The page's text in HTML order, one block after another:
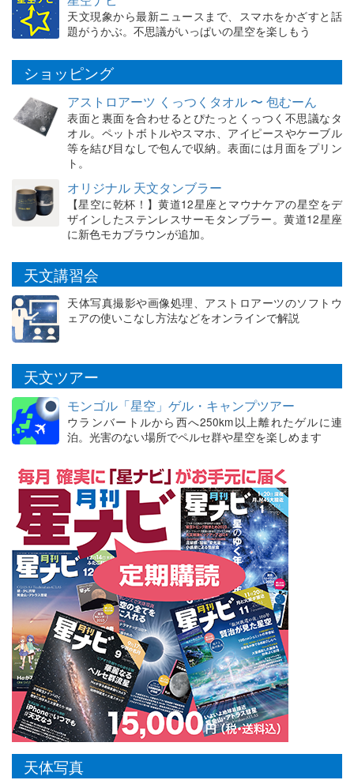
天文現象から最新ニュースまで、スマホをかざすと話
題がうかぶ。不思議がいっぱいの星空を楽しもう
ショッピング
アストロアーツ くっつくタオル 〜 包むーん
表面と裏面を合わせるとぴたっとくっつく不思議なタ
オル。ペットボトルやスマホ、アイピースやケーブル
等を結び目なしで包んで収納。表面には月面をプリン
ト。
オリジナル 天文タンブラー
【星空に乾杯！】黄道12星座とマウナケアの星空をデ
ザインしたステンレスサーモタンブラー。黄道12星座
に新色モカブラウンが追加。
天文講習会
天体写真撮影や画像処理、アストロアーツのソフトウ
ェアの使いこなし方法などをオンラインで解説
天文ツアー
モンゴル「星空」ゲル・キャンプツアー
ウランバートルから西へ250km以上離れたゲルに連
泊。光害のない場所でペルセ群や星空を楽しめます
天体写真